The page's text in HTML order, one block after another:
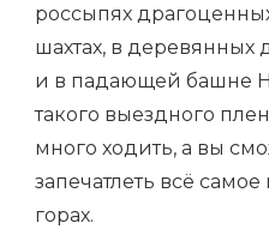
россыпях
шахтах, в деревянных
и в падающей башне
такого выездного
много ходить, а вы
запечатлеть всё
горах.